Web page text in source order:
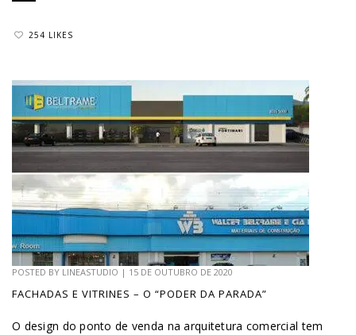
254 LIKES
POSTED BY LINEASTUDIO | 15 DE OUTUBRO DE 2020
FACHADAS E VITRINES – O “PODER DA PARADA”
O design do ponto de venda na arquitetura comercial tem